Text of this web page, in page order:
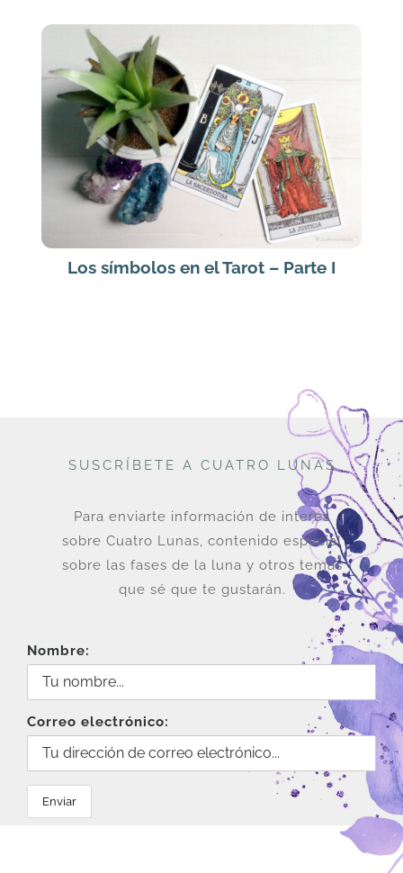
Los símbolos en el Tarot – Parte I
SUSCRÍBETE A CUATRO LUNAS
Para enviarte información de interés
sobre Cuatro Lunas, contenido especial
sobre las fases de la luna y otros temas
que sé que te gustarán.
Nombre:
Correo electrónico: